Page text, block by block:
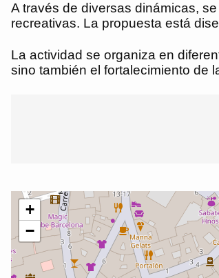
A través de diversas dinámicas,
recreativas. La propuesta está
La actividad se organiza en
sino también el fortalecimiento de